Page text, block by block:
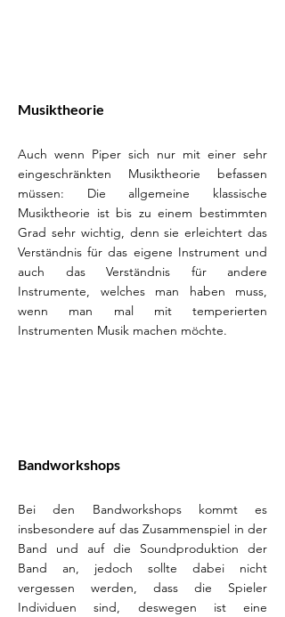
Musiktheorie
Auch wenn Piper sich nur mit einer sehr
eingeschränkten Musiktheorie befassen
müssen: Die allgemeine klassische
Musiktheorie ist bis zu einem bestimmten
Grad sehr wichtig, denn sie erleichtert das
Verständnis für das eigene Instrument und
auch das Verständnis für andere
Instrumente, welches man haben muss,
wenn man mal mit temperierten
Instrumenten Musik machen möchte.
Bandworkshops
Bei den Bandworkshops kommt es
insbesondere auf das Zusammenspiel in der
Band und auf die Soundproduktion der
Band an, jedoch sollte dabei nicht
vergessen werden, dass die Spieler
Individuen sind, deswegen ist eine